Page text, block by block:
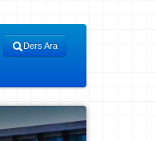
Ders Ara